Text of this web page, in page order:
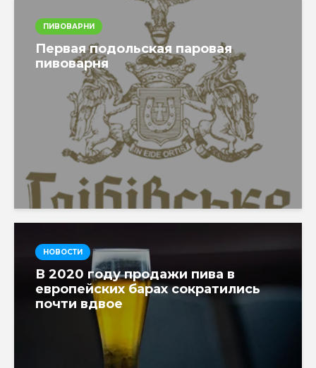
ПИВОВАРНИ
Первая подольская паровая
пивоварня
НОВОСТИ
В 2020 году продажи пива в
европейских барах сократились
почти вдвое